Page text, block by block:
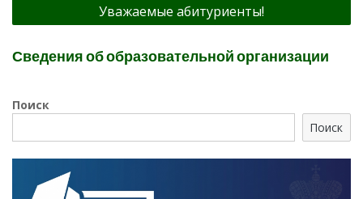
Уважаемые абитуриенты!
Сведения об образовательной организации
Поиск
Поиск